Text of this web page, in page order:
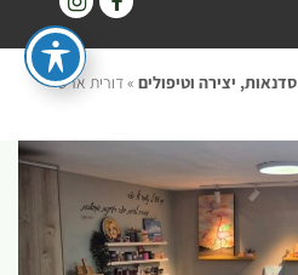
סדנאות, יצירה וטיפולים »דורית ארט –